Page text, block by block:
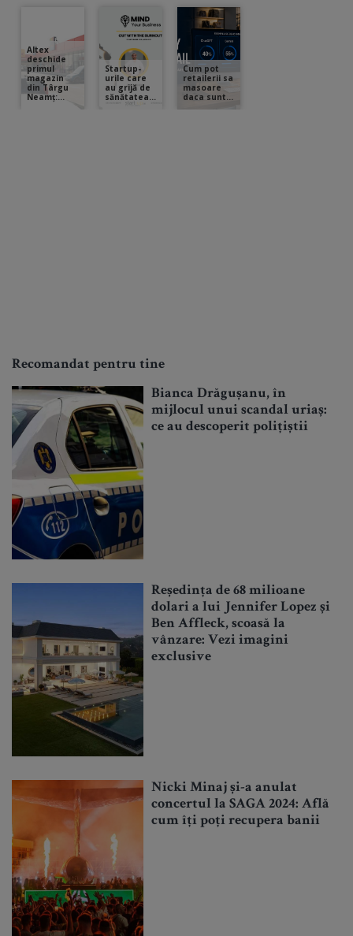
Recomandat pentru tine
Bianca Drăgușanu, în
mijlocul unui scandal uriaș:
ce au descoperit polițiștii
Reședința de 68 milioane
dolari a lui Jennifer Lopez și
Ben Affleck, scoasă la
vânzare: Vezi imagini
exclusive
Nicki Minaj și-a anulat
concertul la SAGA 2024: Află
cum îți poți recupera banii